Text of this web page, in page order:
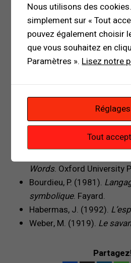
doit s’en distinguer par devoir
respect de la parole politique
essentielle du lien
collective.
Références
Arendt, H. (1958).The
University of Chicago Press.
Aristote. (2014).La
Words. Oxford University
Bourdieu, P. (1981).
symbolique. Fayard.
Habermas, J. (1992).
Weber, M. (1919). Le
Nous utilisons des
simplement sur « Tout
pouvez également choisir
que vous souhaitez en
Paramètres ».Lisez notre
Réglages
Tout